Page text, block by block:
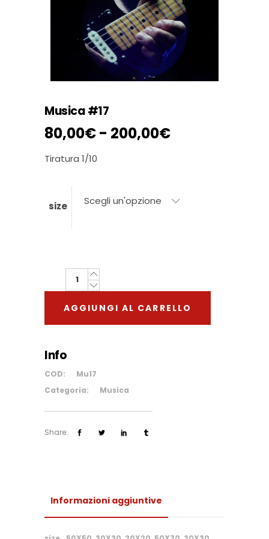
Musica #17
80,00€- 200,00€Fascia
a
Tiratura 1/10
size Scegli un'opzione
Musica
#17
quantity
AGGIUNGI AL CARRELLO
Info
COD:
Mu17
Categoria:
Musica
Share:
Informazioni aggiuntive